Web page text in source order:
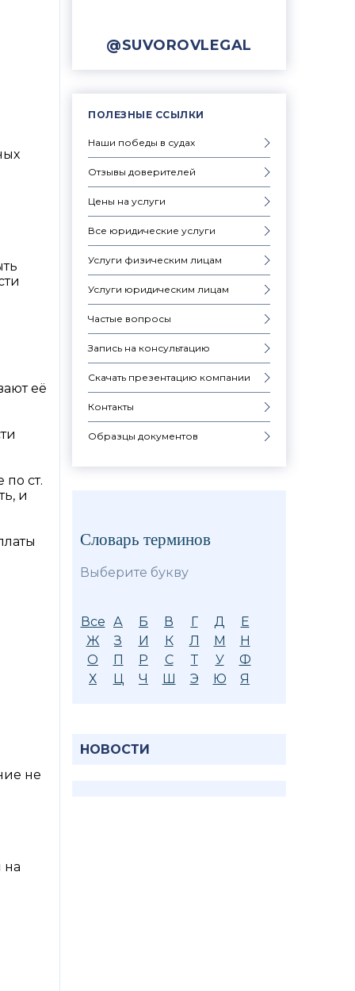
@SUVOROVLEGAL
ПОЛЕЗНЫЕ ССЫЛКИ
Наши победы в судах
Отзывы доверителей
Цены на услуги
Все юридические услуги
Услуги физическим лицам
Услуги юридическим лицам
Частые вопросы
Запись на консультацию
Скачать презентацию компании
Контакты
Образцы документов
Словарь терминов
Выберите букву
Все А Б В Г Д
Е
Ж
З И К Л М
Н
О
П Р С Т У
Ф
Х
Ц Ч Ш Э Ю Я
НОВОСТИ
её
ст.
и
не
на